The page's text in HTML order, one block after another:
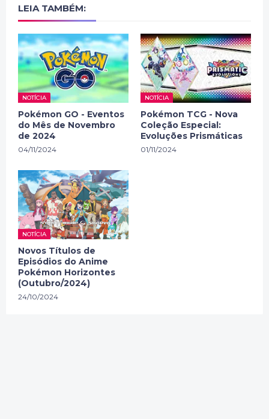
LEIA TAMBÉM:
NOTÍCIA
Pokémon GO - Eventos
do Mês de Novembro
de 2024
04/11/2024
NOTÍCIA
Pokémon TCG - Nova
Coleção Especial:
Evoluções Prismáticas
01/11/2024
NOTÍCIA
Novos Títulos de
Episódios do Anime
Pokémon Horizontes
(Outubro/2024)
24/10/2024